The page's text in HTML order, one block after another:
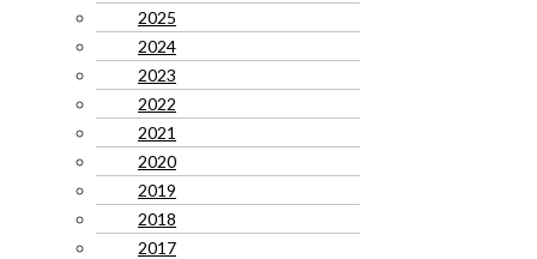
2025
2024
2023
2022
2021
2020
2019
2018
2017